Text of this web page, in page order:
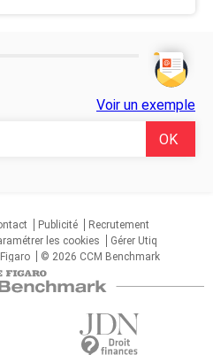
Voir un exemple
Publicité
Recrutement
les cookies
Gérer Utiq
© 2026 CCM Benchmark